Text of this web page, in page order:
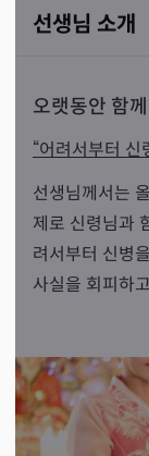
선생님 소개
오랫동안 함께
“어려서부터 신
선생님께서는
제로 신령님과
려서부터 신병
사실을 회피하